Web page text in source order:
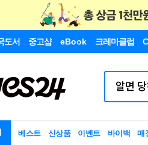
도서 중고샵 eBook 크레마클럽
베스트 신상품 이벤트 바이백 매